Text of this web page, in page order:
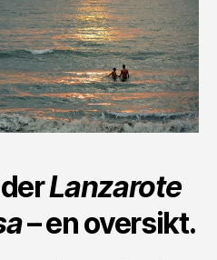
Lanzarote
– en oversikt.